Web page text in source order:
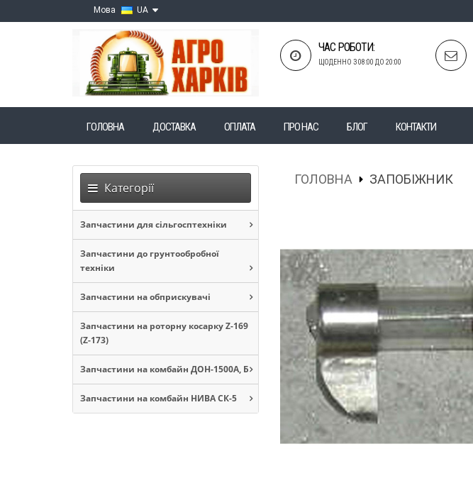
Мова UA
ЧАС РОБОТИ:
ЩОДЕННО З 08:00 ДО 20:00
ГОЛОВНА ДОСТАВКА ОПЛАТА ПРО НАС БЛОГ КОНТАКТИ
Категорії
Запчастини для сільгосптехніки
Запчастини до грунтообробної
техніки
Запчастини на обприскувачі
Запчастини на роторну косарку Z-169
(Z-173)
Запчастини на комбайн ДОН-1500А, Б
Запчастини на комбайн НИВА СК-5
ГОЛОВНА ЗАПОБІЖНИК